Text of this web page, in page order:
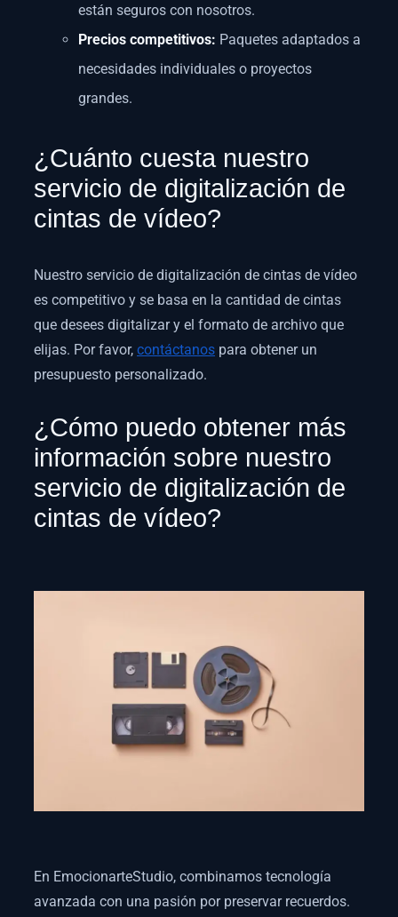
están seguros con nosotros.
Precios competitivos: Paquetes adaptados a
necesidades individuales o proyectos
grandes.
¿Cuánto cuesta nuestro
servicio de digitalización de
cintas de vídeo?
Nuestro servicio de digitalización de cintas de vídeo
es competitivo y se basa en la cantidad de cintas
que desees digitalizar y el formato de archivo que
elijas. Por favor, contáctanos para obtener un
presupuesto personalizado.
¿Cómo puedo obtener más
información sobre nuestro
servicio de digitalización de
cintas de vídeo?
En EmocionarteStudio, combinamos tecnología
avanzada con una pasión por preservar recuerdos.